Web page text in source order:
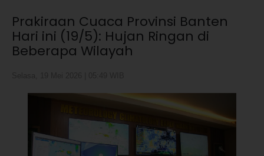
Prakiraan Cuaca Provinsi Banten
Hari ini (19/5): Hujan Ringan di
Beberapa Wilayah